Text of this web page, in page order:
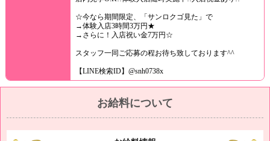
☆今なら期間限定、「サンロクゴ見た」で
→体験入店3時間3万円★
→さらに！入店祝い金7万円☆
スタッフ一同ご応募の程お待ち致しております^^
【LINE検索ID】@snh0738x
お給料について